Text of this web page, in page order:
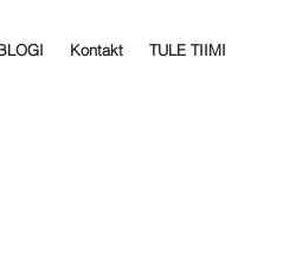
Kontakt TULE TIIMI